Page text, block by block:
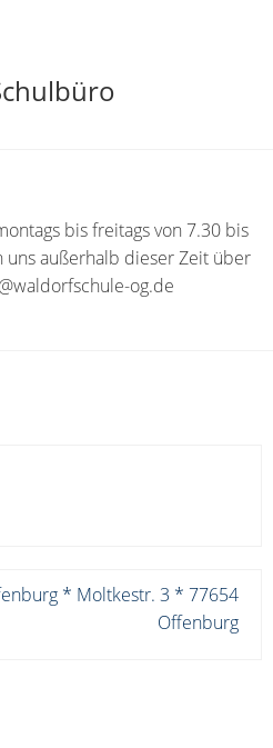
bis freitags von 7.30 bis
uns außerhalb dieser Zeit über
og.de
* Moltkestr. 3 * 77654
Offenburg